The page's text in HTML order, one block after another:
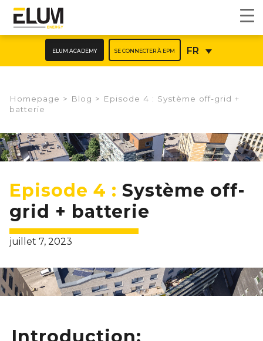
ELUM ACADEMY SE CONNECTER À EPM FR
Homepage > Blog > Episode 4 : Système off-grid +
batterie
Episode 4 : Système off-
grid + batterie
juillet 7, 2023
Introduction: